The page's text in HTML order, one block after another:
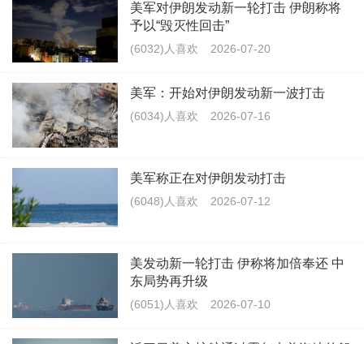
美军对伊朗发动新一轮打击 伊朗称将
予以“毁灭性回击”
(6032)人喜欢 2026-07-20
美军：开始对伊朗发动新一波打击
(6034)人喜欢 2026-07-16
美军称正在对伊朗发动打击
(6048)人喜欢 2026-07-12
美发动新一轮打击 伊称将加倍奉还 中
东局势再升级
(6051)人喜欢 2026-07-10